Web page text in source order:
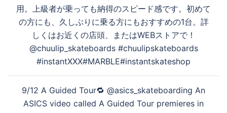
用。上級者が乗っても納得のスピード感です。初めて
の方にも、久しぶりに乗る方にもおすすめの1台。詳
しくはお近くの店頭、またはWEBストアで！
@chuulip_skateboards #chuulipskateboards
#instantXXX#MARBLE#instantskateshop
9/12 A Guided Tour🔁 @asics_skateboarding An
ASICS video called A Guided Tour premieres in